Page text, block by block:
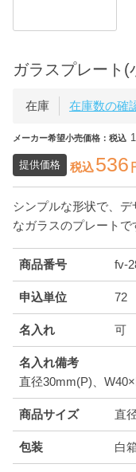
ガラスプレート(
在庫 在庫数の確
メーカー希望小売価格：税込
提供価格 税込536
シンプルな形状で、
なガラスのプレートで
商品番号 fv-
申込単位 72
名入れ 可
名入れ備考
直径30mm(P)、
商品サイズ 直
包装 白